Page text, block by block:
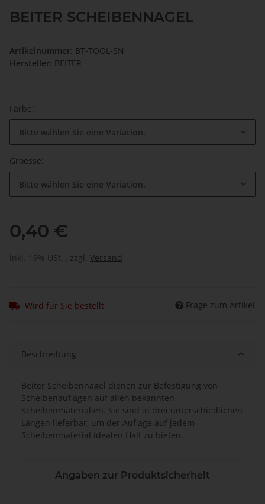
BEITER SCHEIBENNAGEL
Artikelnummer: BT-TOOL-SN
Hersteller: BEITER
Farbe:
Bitte wählen Sie eine Variation.
Groesse:
Bitte wählen Sie eine Variation.
0,40 €
inkl. 19% USt. , zzgl. Versand
Wird für Sie bestellt Frage zum Artikel
Beschreibung
Beiter Scheibennägel dienen zur Befestigung von
Scheibenauflagen auf allen bekannten
Scheibenmaterialien. Sie sind in drei unterschiedlichen
Längen lieferbar, um der Auflage auf jedem
Scheibenmaterial idealen Halt zu bieten.
Angaben zur Produktsicherheit